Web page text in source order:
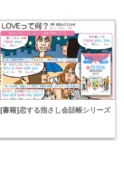
[書籍]恋する指さし会話帳シリーズ